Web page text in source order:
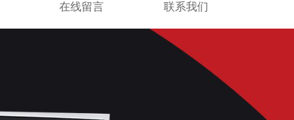
在线留言 联系我们